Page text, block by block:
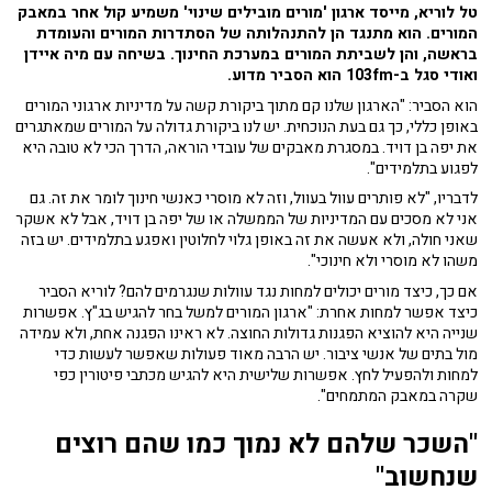
טל לוריא, מייסד ארגון 'מורים מובילים שינוי' משמיע קול אחר במאבק
המורים. הוא מתנגד הן להתנהלותה של הסתדרות המורים והעומדת
בראשה, והן לשביתת המורים במערכת החינוך. בשיחה עם מיה איידן
ואודי סגל ב-103fm הוא הסביר מדוע.
הוא הסביר: "הארגון שלנו קם מתוך ביקורת קשה על מדיניות ארגוני המורים
באופן כללי, כך גם בעת הנוכחית. יש לנו ביקורת גדולה על המורים שמאתגרים
את יפה בן דויד. במסגרת מאבקים של עובדי הוראה, הדרך הכי לא טובה היא
לפגוע בתלמידים".
לדבריו, "לא פותרים עוול בעוול, וזה לא מוסרי כאנשי חינוך לומר את זה. גם
אני לא מסכים עם המדיניות של הממשלה או של יפה בן דויד, אבל לא אשקר
שאני חולה, ולא אעשה את זה באופן גלוי לחלוטין ואפגע בתלמידים. יש בזה
משהו לא מוסרי ולא חינוכי".
אם כך, כיצד מורים יכולים למחות נגד עוולות שנגרמים להם? לוריא הסביר
כיצד אפשר למחות אחרת: "ארגון המורים למשל בחר להגיש בג"ץ. אפשרות
שנייה היא להוציא הפגנות גדולות החוצה. לא ראינו הפגנה אחת, ולא עמידה
מול בתים של אנשי ציבור. יש הרבה מאוד פעולות שאפשר לעשות כדי
למחות ולהפעיל לחץ. אפשרות שלישית היא להגיש מכתבי פיטורין כפי
שקרה במאבק המתמחים".
"השכר שלהם לא נמוך כמו שהם רוצים
שנחשוב"